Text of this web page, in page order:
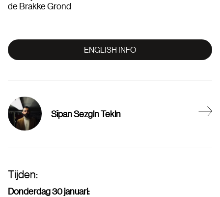
de Brakke Grond
ENGLISH INFO
Sîpan Sezgin Tekin
Tijden:
Donderdag 30 januari: